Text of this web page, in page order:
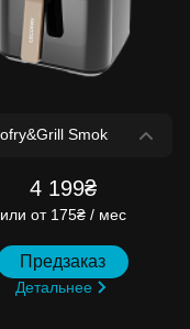
4 199₴
или от 175₴ / мес
Предзаказ
Детальнее